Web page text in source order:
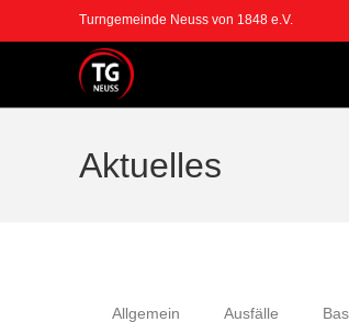
Turngemeinde Neuss von 1848 e.V.
Aktuelles
Allgemein Ausfälle